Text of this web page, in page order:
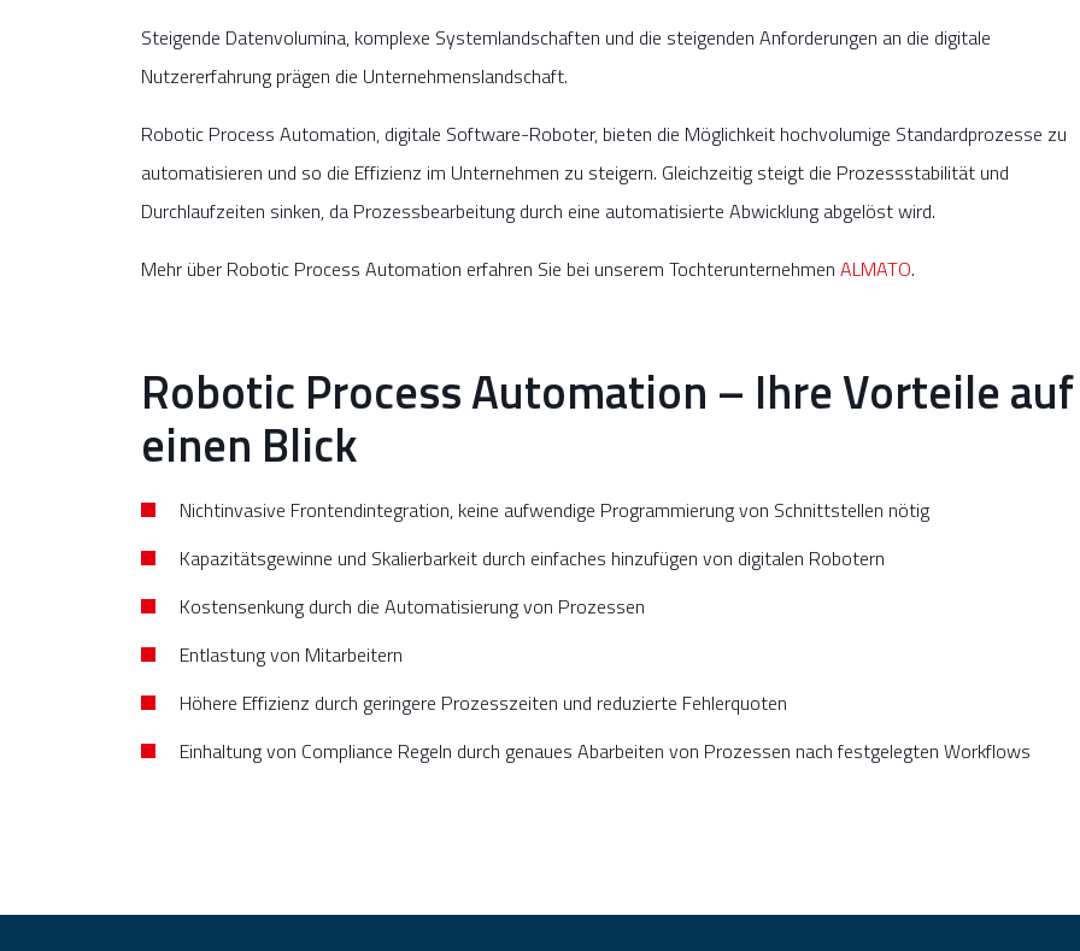
Steigende Datenvolumina, komplexe Systemlandschaften und die steigenden Anforderungen an die digitale
Nutzererfahrung prägen die Unternehmenslandschaft.
Robotic Process Automation, digitale Software-Roboter, bieten die Möglichkeit hochvolumige Standardprozesse zu
automatisieren und so die Effizienz im Unternehmen zu steigern. Gleichzeitig steigt die Prozessstabilität und
Durchlaufzeiten sinken, da Prozessbearbeitung durch eine automatisierte Abwicklung abgelöst wird.
Mehr über Robotic Process Automation erfahren Sie bei unserem Tochterunternehmen ALMATO.
Robotic Process Automation – Ihre Vorteile auf
einen Blick
Nichtinvasive Frontendintegration, keine aufwendige Programmierung von Schnittstellen nötig
Kapazitätsgewinne und Skalierbarkeit durch einfaches hinzufügen von digitalen Robotern
Kostensenkung durch die Automatisierung von Prozessen
Entlastung von Mitarbeitern
Höhere Effizienz durch geringere Prozesszeiten und reduzierte Fehlerquoten
Einhaltung von Compliance Regeln durch genaues Abarbeiten von Prozessen nach festgelegten Workflows